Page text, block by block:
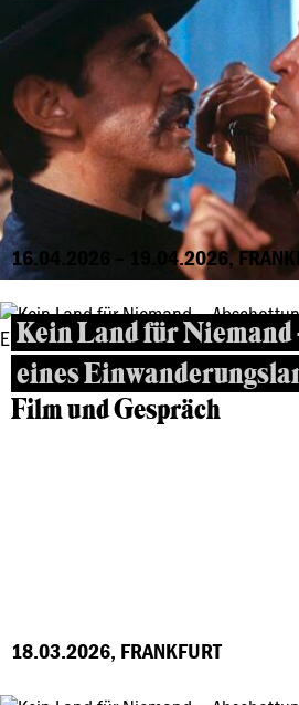
16.04.2026 – 19.04.2026,
Kein Land für
eines
Film und Gespräch
18.03.2026, FRANKFURT